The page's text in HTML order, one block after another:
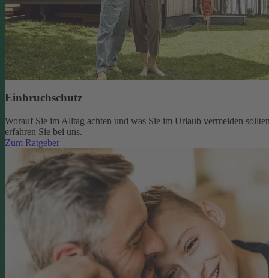
Einbruchschutz
Worauf Sie im Alltag achten und was Sie im Urlaub vermeiden
erfahren Sie bei uns.
Zum Ratgeber